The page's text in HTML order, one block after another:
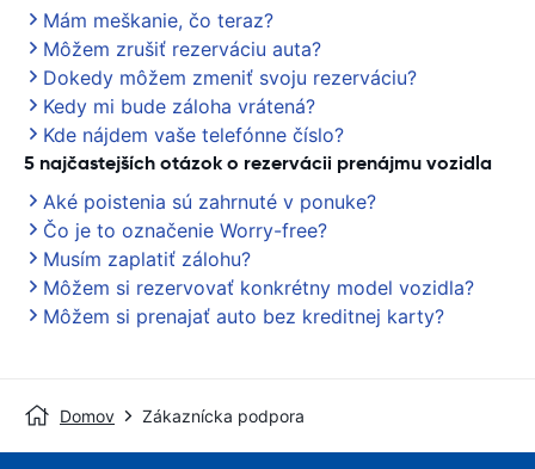
Mám meškanie, čo teraz?
Môžem zrušiť rezerváciu auta?
Dokedy môžem zmeniť svoju rezerváciu?
Kedy mi bude záloha vrátená?
Kde nájdem vaše telefónne číslo?
5 najčastejších otázok o rezervácii prenájmu vozidla
Aké poistenia sú zahrnuté v ponuke?
Čo je to označenie Worry-free?
Musím zaplatiť zálohu?
Môžem si rezervovať konkrétny model vozidla?
Môžem si prenajať auto bez kreditnej karty?
Domov Zákaznícka podpora